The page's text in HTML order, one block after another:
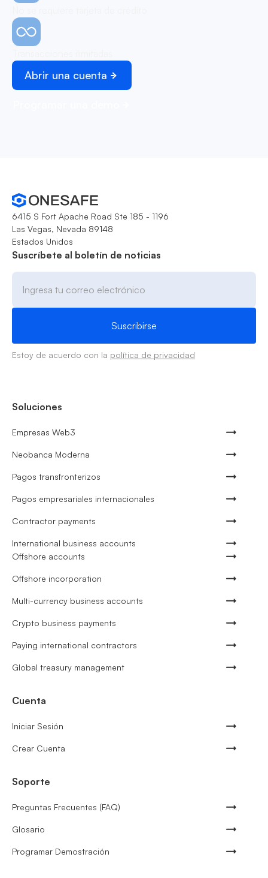
Abrir una cuenta
6415 S Fort Apache Road Ste 185 - 1196
Las Vegas, Nevada 89148
Estados Unidos
Suscríbete al boletín de noticias
Estoy de acuerdo con la política de privacidad
Soluciones
Empresas Web3
Neobanca Moderna
Pagos transfronterizos
Pagos empresariales internacionales
Contractor payments
International business accounts
Offshore accounts
Offshore incorporation
Multi-currency business accounts
Crypto business payments
Paying international contractors
Global treasury management
Cuenta
Iniciar Sesión
Crear Cuenta
Soporte
Preguntas Frecuentes (FAQ)
Glosario
Programar Demostración